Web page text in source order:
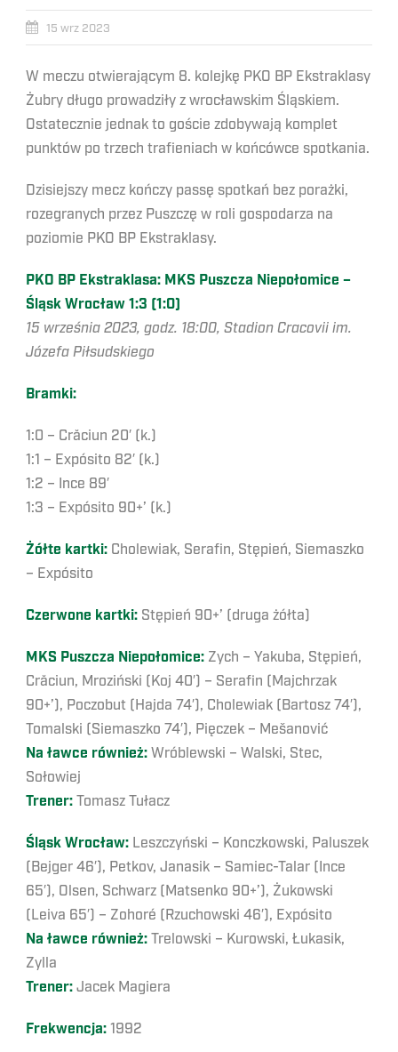
15 wrz 2023
W meczu otwierającym 8. kolejkę PKO BP Ekstraklasy
Żubry długo prowadziły z wrocławskim Śląskiem.
Ostatecznie jednak to goście zdobywają komplet
punktów po trzech trafieniach w końcówce spotkania.
Dzisiejszy mecz kończy passę spotkań bez porażki,
rozegranych przez Puszczę w roli gospodarza na
poziomie PKO BP Ekstraklasy.
PKO BP Ekstraklasa: MKS Puszcza Niepołomice –
Śląsk Wrocław 1:3 (1:0)
15 września 2023, godz. 18:00, Stadion Cracovii im.
Józefa Piłsudskiego
Bramki:
1:0 – Crăciun 20′ (k.)
1:1 – Expósito 82′ (k.)
1:2 – Ince 89′
1:3 – Expósito 90+’ (k.)
Żółte kartki: Cholewiak, Serafin, Stępień, Siemaszko
– Expósito
Czerwone kartki: Stępień 90+’ (druga żółta)
MKS Puszcza Niepołomice: Zych – Yakuba, Stępień,
Crăciun, Mroziński (Koj 40′) – Serafin (Majchrzak
90+’), Poczobut (Hajda 74′), Cholewiak (Bartosz 74′),
Tomalski (Siemaszko 74′), Pięczek – Mešanović
Na ławce również: Wróblewski – Walski, Stec,
Sołowiej
Trener: Tomasz Tułacz
Śląsk Wrocław: Leszczyński – Konczkowski, Paluszek
(Bejger 46′), Petkov, Janasik – Samiec-Talar (Ince
65′), Olsen, Schwarz (Matsenko 90+’), Żukowski
(Leiva 65′) – Zohoré (Rzuchowski 46′), Expósito
Na ławce również: Trelowski – Kurowski, Łukasik,
Zylla
Trener: Jacek Magiera
Frekwencja: 1992